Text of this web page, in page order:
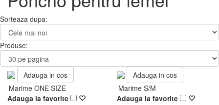
Sorteaza dupa:
Produse:
Adauga in cos
Marime ONE SIZE
Adauga la favorite
Adauga in cos
Marime S/M
Adauga la favorite